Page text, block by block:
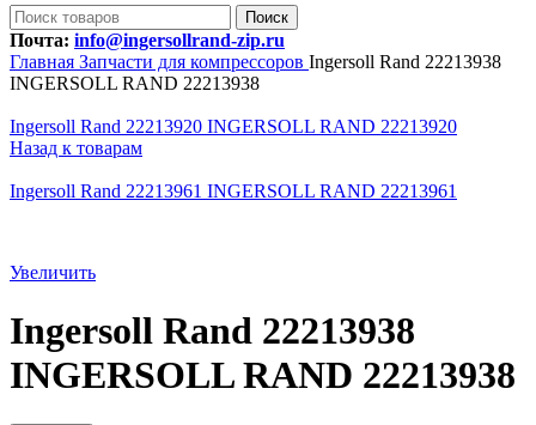
Поиск
Почта: info@ingersollrand-zip.ru
Главная Запчасти для компрессоров Ingersoll Rand 22213938
INGERSOLL RAND 22213938
Ingersoll Rand 22213920 INGERSOLL RAND 22213920
Назад к товарам
Ingersoll Rand 22213961 INGERSOLL RAND 22213961
Увеличить
Ingersoll Rand 22213938
INGERSOLL RAND 22213938